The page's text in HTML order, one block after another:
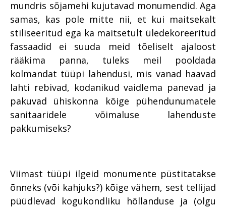
mundris sõjamehi kujutavad monumendid. Aga
samas, kas pole mitte nii, et kui maitsekalt
stiliseeritud ega ka maitsetult üledekoreeritud
fassaadid ei suuda meid tõeliselt ajaloost
rääkima panna, tuleks meil pooldada
kolmandat tüüpi lahendusi, mis vanad haavad
lahti rebivad, kodanikud vaidlema panevad ja
pakuvad ühiskonna kõige pühendunumatele
sanitaaridele võimaluse lahenduste
pakkumiseks?
Viimast tüüpi ilgeid monumente püstitatakse
õnneks (või kahjuks?) kõige vähem, sest tellijad
püüdlevad kogukondliku hõllanduse ja (olgu